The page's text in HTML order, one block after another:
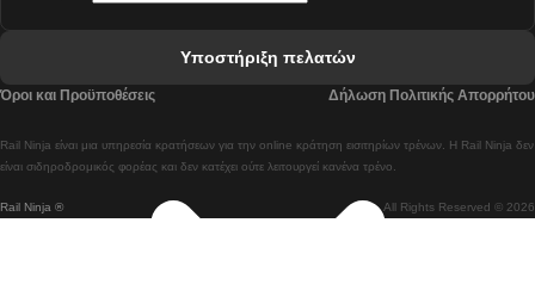
Λισαβόνα προς Λάγος Tρένο
Λισαβόνα προς Μαδρίτη Τρένα
Rail Ninja ® All Rights Reserved © 2026
Rail Ninja είναι μια υπηρεσία κρατήσεων για την online κράτηση εισιτηρίων τρένων. Η Rail Ninja δεν
είναι σιδηροδρομικός φορέας και δεν κατέχει ούτε λειτουργεί κανένα τρένο.
Υποστήριξη πελατών
Όροι και Προϋποθέσεις Δήλωση Πολιτικής Απορρήτου